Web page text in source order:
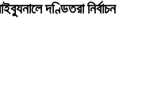
দণ্ডিতরা নির্বাচন